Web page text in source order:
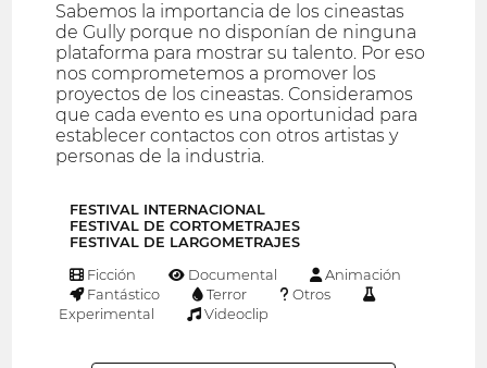
Sabemos la importancia de los cineastas
de Gully porque no disponían de ninguna
plataforma para mostrar su talento. Por eso
nos comprometemos a promover los
proyectos de los cineastas. Consideramos
que cada evento es una oportunidad para
establecer contactos con otros artistas y
personas de la industria.
FESTIVAL INTERNACIONAL
FESTIVAL DE CORTOMETRAJES
FESTIVAL DE LARGOMETRAJES
Ficción Documental
Animación
Fantástico
Terror
Otros
Experimental
Videoclip